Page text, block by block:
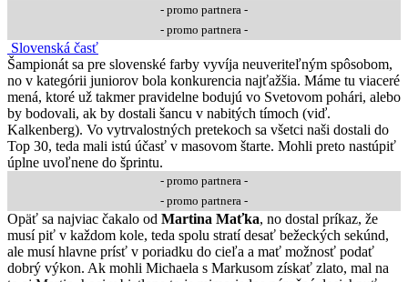
- promo partnera -
- promo partnera -
Slovenská časť
Šampionát sa pre slovenské farby vyvíja neuveriteľným spôsobom,
no v kategórii juniorov bola konkurencia najťažšia. Máme tu viaceré
mená, ktoré už takmer pravidelne bodujú vo Svetovom pohári, alebo
by bodovali, ak by dostali šancu v nabitých tímoch (viď.
Kalkenberg). Vo vytrvalostných pretekoch sa všetci naši dostali do
Top 30, teda mali istú účasť v masovom štarte. Mohli preto nastúpiť
úplne uvoľnene do šprintu.
- promo partnera -
- promo partnera -
Opäť sa najviac čakalo od Martina Maťka, no dostal príkaz, že
musí piť v každom kole, teda spolu stratí desať bežeckých sekúnd,
ale musí hlavne prísť v poriadku do cieľa a mať možnosť podať
dobrý výkon. Ak mohli Michaela s Markusom získať zlato, mal na